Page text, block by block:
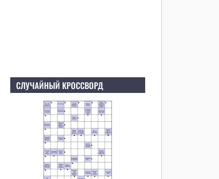
СЛУЧАЙНЫЙ КРОССВОРД